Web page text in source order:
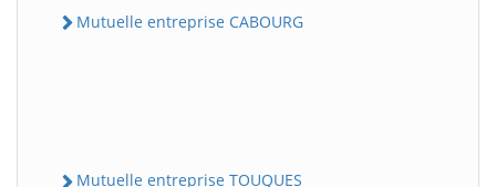
Mutuelle entreprise CABOURG
Mutuelle entreprise TOUQUES